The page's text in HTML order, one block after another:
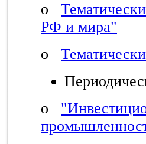
o
РФ и мира"
o
o